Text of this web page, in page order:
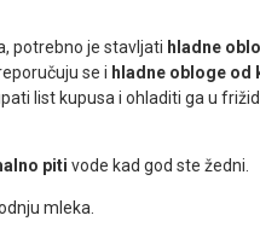
potrebno je stavljati hladne
se i hladne obloge od
list kupusa i ohladiti ga u
piti vode kad god ste žedni.
mleka.